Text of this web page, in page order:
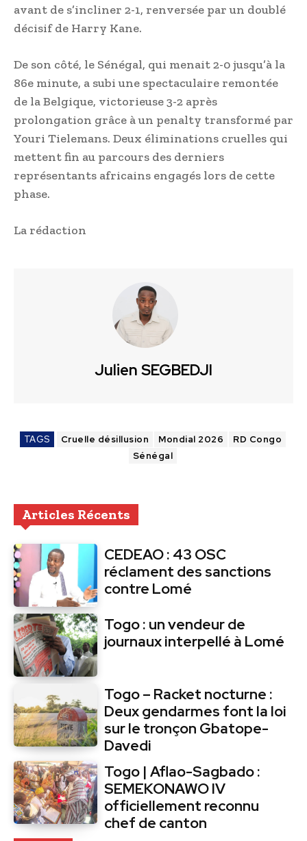
avant de s’incliner 2-1, renversée par un doublé
décisif de Harry Kane.
De son côté, le Sénégal, qui menait 2-0 jusqu’à la
86e minute, a subi une spectaculaire remontée
de la Belgique, victorieuse 3-2 après
prolongation grâce à un penalty transformé par
Youri Tielemans. Deux éliminations cruelles qui
mettent fin au parcours des derniers
représentants africains engagés lors de cette
phase.
La rédaction
Julien SEGBEDJI
TAGS Cruelle désillusion Mondial 2026
RD Congo
Sénégal
Articles Récents
CEDEAO : 43 OSC
réclament des sanctions
contre Lomé
Togo : un vendeur de
journaux interpellé à Lomé
Togo – Racket nocturne :
Deux gendarmes font la loi
sur le tronçon Gbatope-
Davedi
Togo | Aflao-Sagbado :
SEMEKONAWO IV
officiellement reconnu
chef de canton